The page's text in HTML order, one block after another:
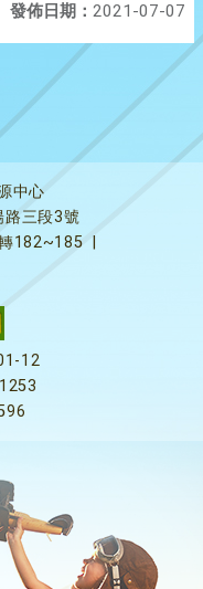
發佈日期： 2021-07-07
中心
三段3號
182~185
12